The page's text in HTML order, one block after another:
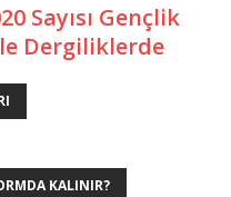
Sayısı Gençlik
Dergiliklerde
KALINIR?